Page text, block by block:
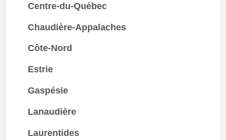
Centre-du-Québec
Chaudière-Appalaches
Côte-Nord
Estrie
Gaspésie
Lanaudière
Laurentides